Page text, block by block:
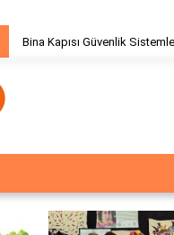
Ödeal Müşteri Hizmetleri